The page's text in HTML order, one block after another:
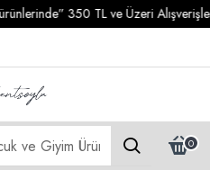
350 TL ve Üzeri
0